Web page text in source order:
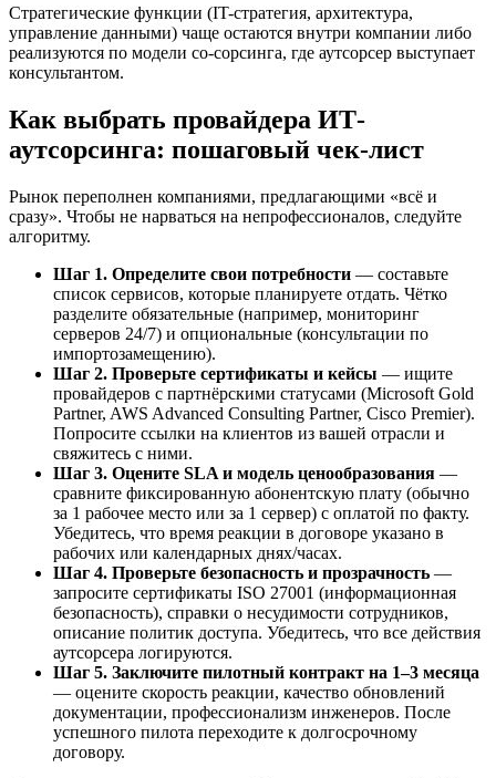
Стратегические функции (IT-стратегия, архитектура,
управление данными) чаще остаются внутри компании либо
реализуются по модели со-сорсинга, где аутсорсер выступает
консультантом.
Как выбрать провайдера ИТ-
аутсорсинга: пошаговый чек-лист
Рынок переполнен компаниями, предлагающими «всё и
сразу». Чтобы не нарваться на непрофессионалов, следуйте
алгоритму.
Шаг 1. Определите свои потребности — составьте
список сервисов, которые планируете отдать. Чётко
разделите обязательные (например, мониторинг
серверов 24/7) и опциональные (консультации по
импортозамещению).
Шаг 2. Проверьте сертификаты и кейсы — ищите
провайдеров с партнёрскими статусами (Microsoft Gold
Partner, AWS Advanced Consulting Partner, Cisco Premier).
Попросите ссылки на клиентов из вашей отрасли и
свяжитесь с ними.
Шаг 3. Оцените SLA и модель ценообразования —
сравните фиксированную абонентскую плату (обычно
за 1 рабочее место или за 1 сервер) с оплатой по факту.
Убедитесь, что время реакции в договоре указано в
рабочих или календарных днях/часах.
Шаг 4. Проверьте безопасность и прозрачность —
запросите сертификаты ISO 27001 (информационная
безопасность), справки о несудимости сотрудников,
описание политик доступа. Убедитесь, что все действия
аутсорсера логируются.
Шаг 5. Заключите пилотный контракт на 1–3 месяца
— оцените скорость реакции, качество обновлений
документации, профессионализм инженеров. После
успешного пилота переходите к долгосрочному
договору.